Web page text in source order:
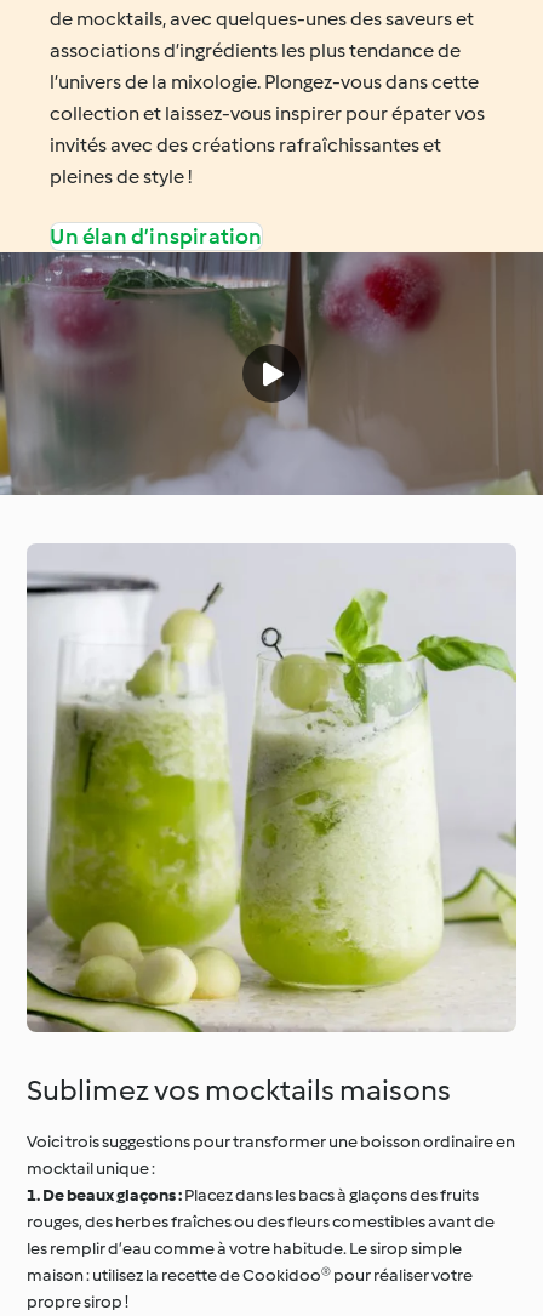
de mocktails, avec quelques-unes des saveurs et
associations d’ingrédients les plus tendance de
l’univers de la mixologie. Plongez-vous dans cette
collection et laissez-vous inspirer pour épater vos
invités avec des créations rafraîchissantes et
pleines de style !
Un élan d’inspiration
Sublimez vos mocktails maisons
Voici trois suggestions pour transformer une boisson ordinaire en
mocktail unique :
1. De beaux glaçons :Placez dans les bacs à glaçons des fruits
rouges, des herbes fraîches ou des fleurs comestibles avant de
les remplir d’eau comme à votre habitude. Le sirop simple
maison : utilisez la recette de Cookidoo® pour réaliser votre
propre sirop !